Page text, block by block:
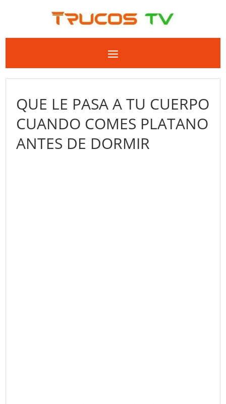
QUE LE PASA A TU CUERPO
CUANDO COMES PLATANO
ANTES DE DORMIR